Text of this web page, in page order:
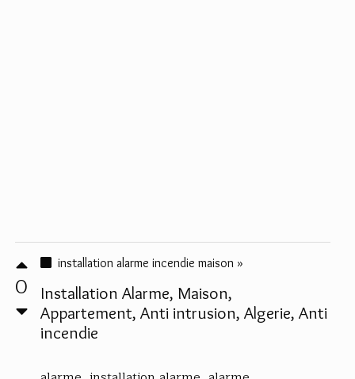
0
installation alarme incendie maison »
Installation Alarme, Maison,
Appartement, Anti intrusion, Algerie, Anti
incendie